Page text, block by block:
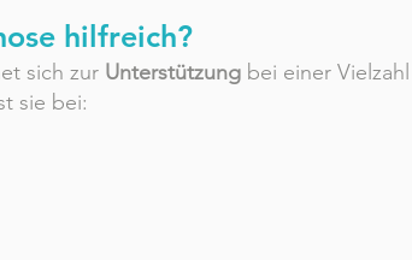
hilfreich?
sich zur Unterstützung bei einer
sie bei: